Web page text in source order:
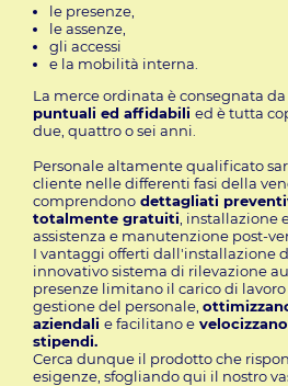
le presenze,
le assenze,
gli accessi
e la mobilità interna.
La merce ordinata è consegnata da
puntuali ed affidabili ed è tutta
due, quattro o sei anni.
Personale altamente qualificato
cliente nelle differenti fasi della
comprendono dettagliati
totalmente gratuiti , installazione
assistenza e manutenzione post-
I vantaggi offerti dall'installazione
innovativo sistema di rilevazione
presenze limitano il carico di
gestione del personale,
aziendali e facilitano e
stipendi.
Cerca dunque il prodotto che
esigenze, sfogliando qui il nostro